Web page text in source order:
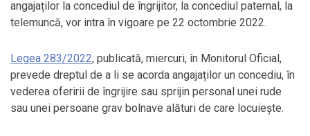
angajaților la concediul de îngrijitor, la concediul paternal, la
telemuncă, vor intra în vigoare pe 22 octombrie 2022.
Legea 283/2022, publicată, miercuri, în Monitorul Oficial,
prevede dreptul de a li se acorda angajaților un concediu, în
vederea oferirii de îngrijire sau sprijin personal unei rude
sau unei persoane grav bolnave alături de care locuiește.